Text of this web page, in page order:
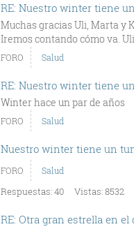
RE: Nuestro winter tiene
Muchas gracias Uli, Marta y
Iremos contando cómo va.
FORO Salud
RE: Nuestro winter tiene
Winter hace un par de años
FORO Salud
Nuestro winter tiene un
FORO Salud
Respuestas: 40 Vistas: 8532
RE: Otra gran estrella en el